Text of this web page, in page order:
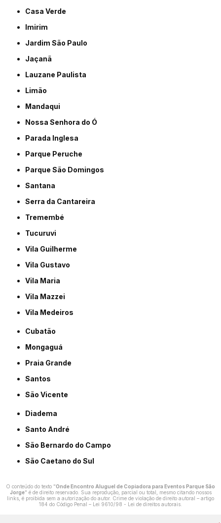
Casa Verde
Imirim
Jardim São Paulo
Jaçanã
Lauzane Paulista
Limão
Mandaqui
Nossa Senhora do Ó
Parada Inglesa
Parque Peruche
Parque São Domingos
Santana
Serra da Cantareira
Tremembé
Tucuruvi
Vila Guilherme
Vila Gustavo
Vila Maria
Vila Mazzei
Vila Medeiros
Cubatão
Mongaguá
Praia Grande
Santos
São Vicente
Diadema
Santo André
São Bernardo do Campo
São Caetano do Sul
O conteúdo do texto "Onde Encontro Aluguel de Copiadora para Eventos Parque São
Jorge" é de direito reservado. Sua reprodução, parcial ou total, mesmo citando nossos
links, é proibida sem a autorização do autor. Crime de violação de direito autoral – artigo
184 do Código Penal – Lei 9610/98 - Lei de direitos autorais